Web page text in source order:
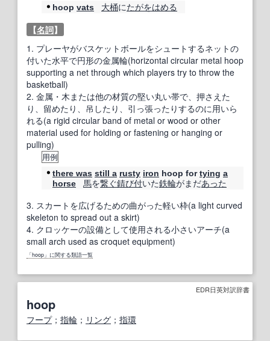
hoop vats 大桶にたがをはめる
【名詞】
1. プレーヤがバスケットボールをシュートするネットの
付いた水平で円形の金属輪(horizontal circular metal hoop
supporting a net through which players try to throw the
basketball)
2. 金属・木または他の材質の堅い丸い帯で、押さえた
り、留めたり、吊したり、引っ張ったりするのに用いら
れる(a rigid circular band of metal or wood or other
material used for holding or fastening or hanging or
pulling)
用例
there was still a rusty iron hoop fortying a
horse
馬を繋ぐ錆び付いた鉄輪がまだあった
3. スカートを広げるための曲がった軽い枠(a light curved
skeleton to spread out a skirt)
4. クロッケーの設備として使用される小さいアーチ(a
small arch used as croquet equipment)
「hoop」に関する類語一覧
EDR日英対訳辞書
hoop
フープ； 指輪 ； リング ； 指環